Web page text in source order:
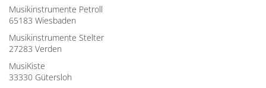
Musikinstrumente Petroll
65183 Wiesbaden
Musikinstrumente Stelter
27283 Verden
MusiKiste
33330 Gütersloh